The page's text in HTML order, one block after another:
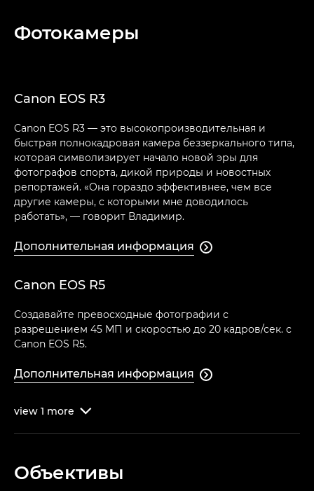
Фотокамеры
Canon EOS R3
Canon EOS R3 — это высокопроизводительная и
быстрая полнокадровая камера беззеркального типа,
которая символизирует начало новой эры для
фотографов спорта, дикой природы и новостных
репортажей. «Она гораздо эффективнее, чем все
другие камеры, с которыми мне доводилось
работать», — говорит Владимир.
Дополнительная информация 
Canon EOS R5
Создавайте превосходные фотографии с
разрешением 45 МП и скоростью до 20 кадров/сек. с
Canon EOS R5.
Дополнительная информация 
view 1 more 
Объективы